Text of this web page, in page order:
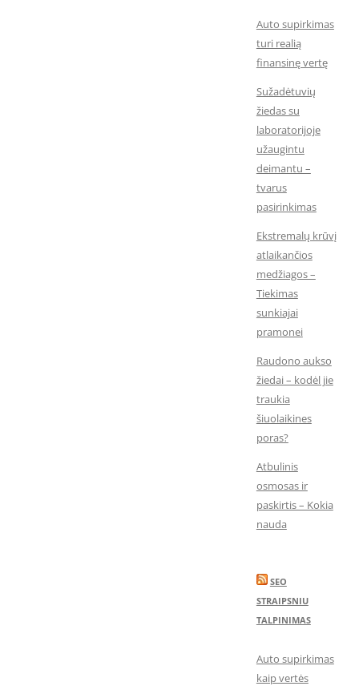
Auto supirkimas
turi realią
finansinę vertę
Sužadėtuvių
žiedas su
laboratorijoje
užaugintu
deimantu –
tvarus
pasirinkimas
Ekstremalų krūvį
atlaikančios
medžiagos –
Tiekimas
sunkiajai
pramonei
Raudono aukso
žiedai – kodėl jie
traukia
šiuolaikines
poras?
Atbulinis
osmosas ir
paskirtis – Kokia
nauda
SEO
STRAIPSNIU
TALPINIMAS
Auto supirkimas
kaip vertės